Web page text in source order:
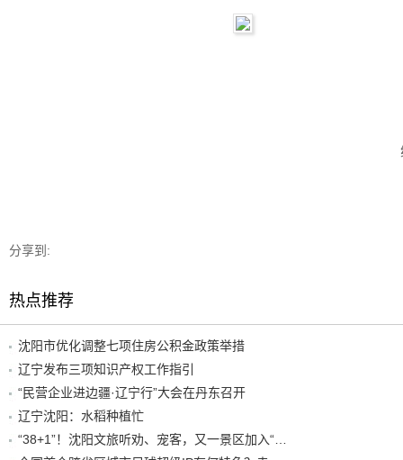
分享到:
热点推荐
沈阳市优化调整七项住房公积金政策举措
辽宁发布三项知识产权工作指引
“民营企业进边疆·辽宁行”大会在丹东召开
辽宁沈阳：水稻种植忙